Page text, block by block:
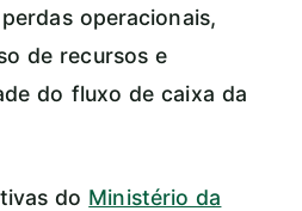
operacionais,
de recursos e
do fluxo de caixa da
do Ministério da